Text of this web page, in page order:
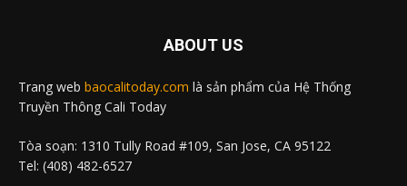
ABOUT US
Trang web baocalitoday.com là sản phẩm của Hệ Thống
Truyền Thông Cali Today
Tòa soạn: 1310 Tully Road #109, San Jose, CA 95122
Tel: (408) 482-6527